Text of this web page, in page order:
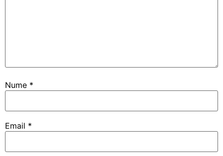
Nume *
Email *